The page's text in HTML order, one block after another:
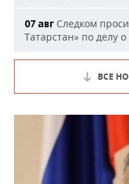
07 авг Следком
Татарстан» по делу о
ВСЕ